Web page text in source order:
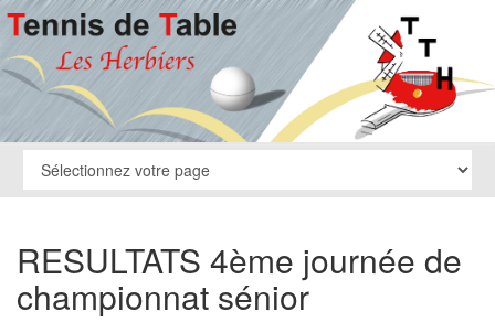
RESULTATS 4ème journée de
championnat sénior